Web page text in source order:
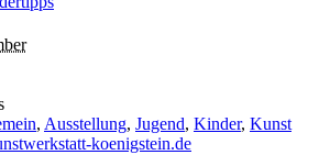
, Ausstellung, Jugend, Kinder, Kunst
koenigstein.de